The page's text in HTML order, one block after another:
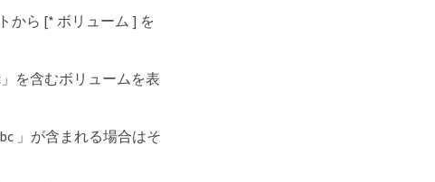
から [* ボリューム ] を
を含むボリュームを表
」が含まれる場合はそ